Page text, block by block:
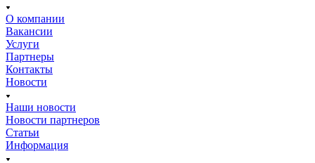
О компании
Вакансии
Услуги
Партнеры
Контакты
Новости
Наши новости
Новости партнеров
Статьи
Информация